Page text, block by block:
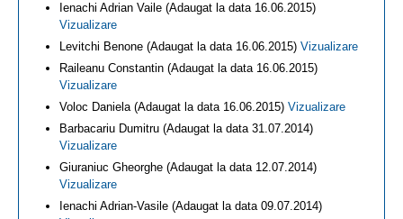
Ienachi Adrian Vaile (Adaugat la data 16.06.2015)
Vizualizare
Levitchi Benone (Adaugat la data 16.06.2015) Vizualizare
Raileanu Constantin (Adaugat la data 16.06.2015)
Vizualizare
Voloc Daniela (Adaugat la data 16.06.2015) Vizualizare
Barbacariu Dumitru (Adaugat la data 31.07.2014)
Vizualizare
Giuraniuc Gheorghe (Adaugat la data 12.07.2014)
Vizualizare
Ienachi Adrian-Vasile (Adaugat la data 09.07.2014)